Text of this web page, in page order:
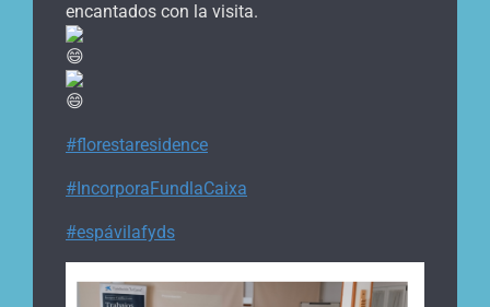
encantados con la visita.
#florestaresidence
#IncorporaFundlaCaixa
#espávilafyds